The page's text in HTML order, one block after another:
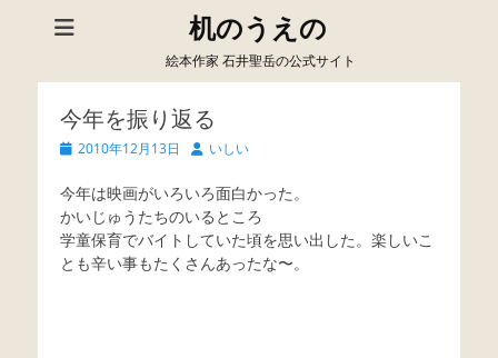
机のうえの
絵本作家 石井聖岳の公式サイト
今年を振り返る
Posted2010年12月13日 Authorいしい
今年は映画がいろいろ面白かった。
かいじゅうたちのいるところ
学童保育でバイトしていた頃を思い出した。楽しいこ
とも辛い事もたくさんあったな〜。